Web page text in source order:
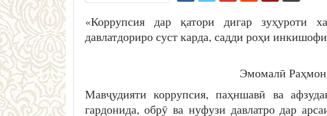
«Коррупсия дар қатори дигар зуҳуроти
давлатдориро суст карда, садди
Эмомалӣ Раҳмон
Мавҷудияти коррупсия, паҳншавӣ ва
гардонида, обрӯ ва нуфузи давлатро дар